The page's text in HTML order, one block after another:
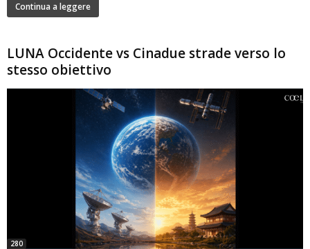
Continua a leggere
LUNA Occidente vs Cinadue strade verso lo
stesso obiettivo
280